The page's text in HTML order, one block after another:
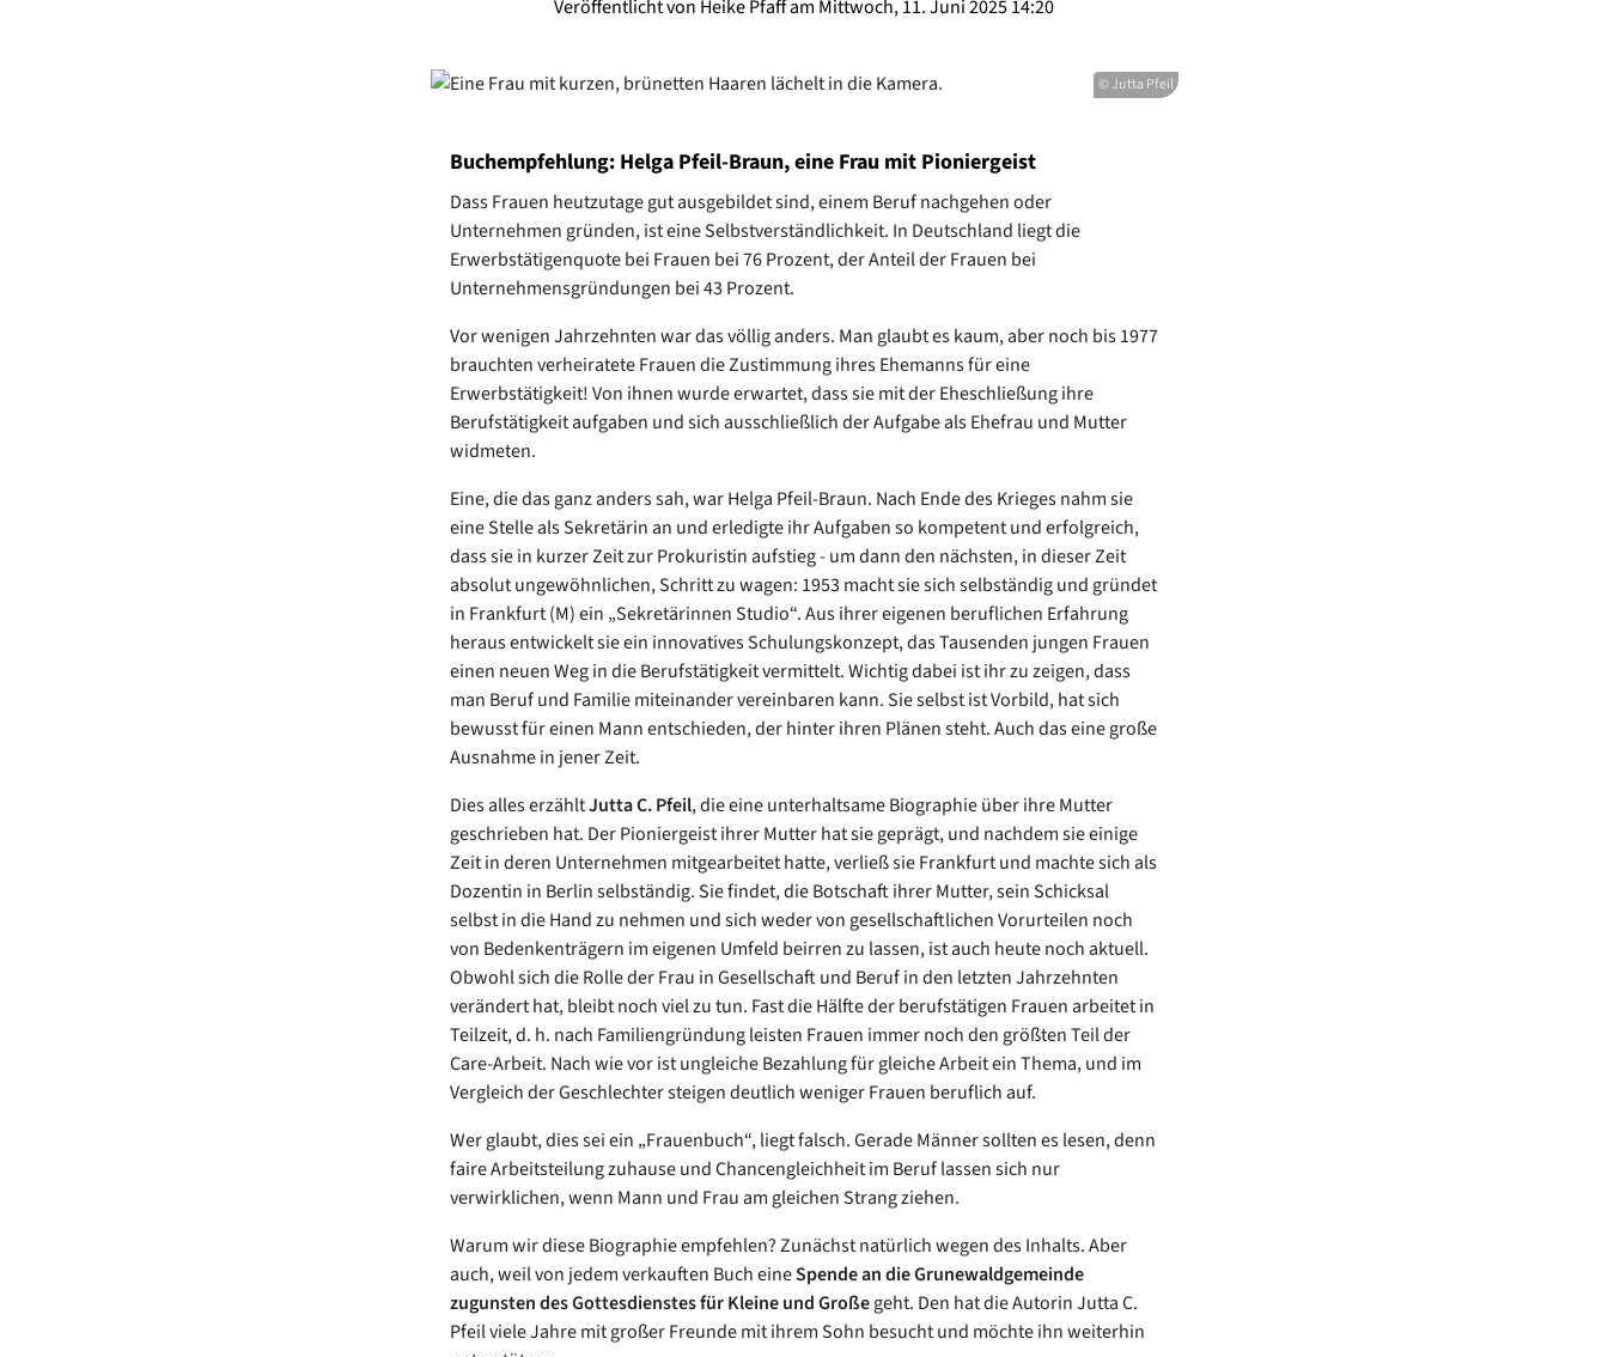
Veröffentlicht von Heike Pfaff am Mittwoch, 11. Juni 2025 14:20
© Jutta Pfeil
Buchempfehlung: Helga Pfeil-Braun, eine Frau mit Pioniergeist
Dass Frauen heutzutage gut ausgebildet sind, einem Beruf nachgehen oder
Unternehmen gründen, ist eine Selbstverständlichkeit. In Deutschland liegt die
Erwerbstätigenquote bei Frauen bei 76 Prozent, der Anteil der Frauen bei
Unternehmensgründungen bei 43 Prozent.
Vor wenigen Jahrzehnten war das völlig anders. Man glaubt es kaum, aber noch bis 1977
brauchten verheiratete Frauen die Zustimmung ihres Ehemanns für eine
Erwerbstätigkeit! Von ihnen wurde erwartet, dass sie mit der Eheschließung ihre
Berufstätigkeit aufgaben und sich ausschließlich der Aufgabe als Ehefrau und Mutter
widmeten.
Eine, die das ganz anders sah, war Helga Pfeil-Braun. Nach Ende des Krieges nahm sie
eine Stelle als Sekretärin an und erledigte ihr Aufgaben so kompetent und erfolgreich,
dass sie in kurzer Zeit zur Prokuristin aufstieg - um dann den nächsten, in dieser Zeit
absolut ungewöhnlichen, Schritt zu wagen: 1953 macht sie sich selbständig und gründet
in Frankfurt (M) ein „Sekretärinnen Studio“. Aus ihrer eigenen beruflichen Erfahrung
heraus entwickelt sie ein innovatives Schulungskonzept, das Tausenden jungen Frauen
einen neuen Weg in die Berufstätigkeit vermittelt. Wichtig dabei ist ihr zu zeigen, dass
man Beruf und Familie miteinander vereinbaren kann. Sie selbst ist Vorbild, hat sich
bewusst für einen Mann entschieden, der hinter ihren Plänen steht. Auch das eine große
Ausnahme in jener Zeit.
Dies alles erzähltJutta C. Pfeil, die eine unterhaltsame Biographie über ihre Mutter
geschrieben hat. Der Pioniergeist ihrer Mutter hat sie geprägt, und nachdem sie einige
Zeit in deren Unternehmen mitgearbeitet hatte, verließ sie Frankfurt und machte sich als
Dozentin in Berlin selbständig. Sie findet, die Botschaft ihrer Mutter, sein Schicksal
selbst in die Hand zu nehmen und sich weder von gesellschaftlichen Vorurteilen noch
von Bedenkenträgern im eigenen Umfeld beirren zu lassen, ist auch heute noch aktuell.
Obwohl sich die Rolle der Frau in Gesellschaft und Beruf in den letzten Jahrzehnten
verändert hat, bleibt noch viel zu tun. Fast die Hälfte der berufstätigen Frauen arbeitet in
Teilzeit, d. h. nach Familiengründung leisten Frauen immer noch den größten Teil der
Care-Arbeit. Nach wie vor ist ungleiche Bezahlung für gleiche Arbeit ein Thema, und im
Vergleich der Geschlechter steigen deutlich weniger Frauen beruflich auf.
Wer glaubt, dies sei ein „Frauenbuch“, liegt falsch. Gerade Männer sollten es lesen, denn
faire Arbeitsteilung zuhause und Chancengleichheit im Beruf lassen sich nur
verwirklichen, wenn Mann und Frau am gleichen Strang ziehen.
Warum wir diese Biographie empfehlen? Zunächst natürlich wegen des Inhalts. Aber
auch, weil von jedem verkauften Buch eineSpende an die Grunewaldgemeinde
zugunsten des Gottesdienstes für Kleine und Großegeht. Den hat die Autorin Jutta C.
Pfeil viele Jahre mit großer Freunde mit ihrem Sohn besucht und möchte ihn weiterhin